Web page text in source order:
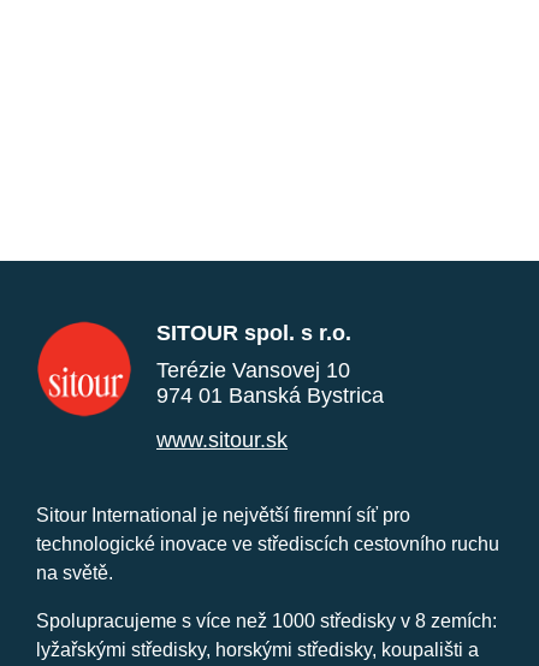
SITOUR spol. s r.o.
Terézie Vansovej 10
974 01 Banská Bystrica
www.sitour.sk
Sitour International je největší firemní síť pro
technologické inovace ve střediscích cestovního ruchu
na světě.
Spolupracujeme s více než 1000 středisky v 8 zemích:
lyžařskými středisky, horskými středisky, koupališti a